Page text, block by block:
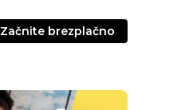
Začnite brezplačno